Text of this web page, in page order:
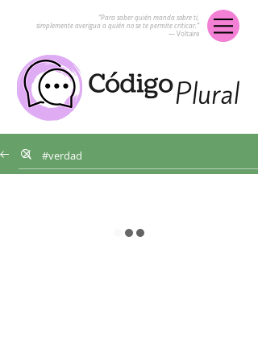
“Para saber quién manda sobre ti,
simplemente averigua a quién no se te permite criticar.”
― Voltaire